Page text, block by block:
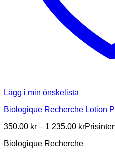
Lägg i min önskelista
Biologique Recherche Lotion
350.00 kr – 1 235.00 kr
Biologique Recherche